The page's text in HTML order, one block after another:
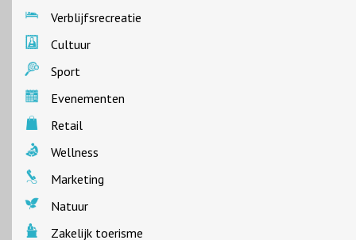
Verblijfsrecreatie
Cultuur
Sport
Evenementen
Retail
Wellness
Marketing
Natuur
Zakelijk toerisme